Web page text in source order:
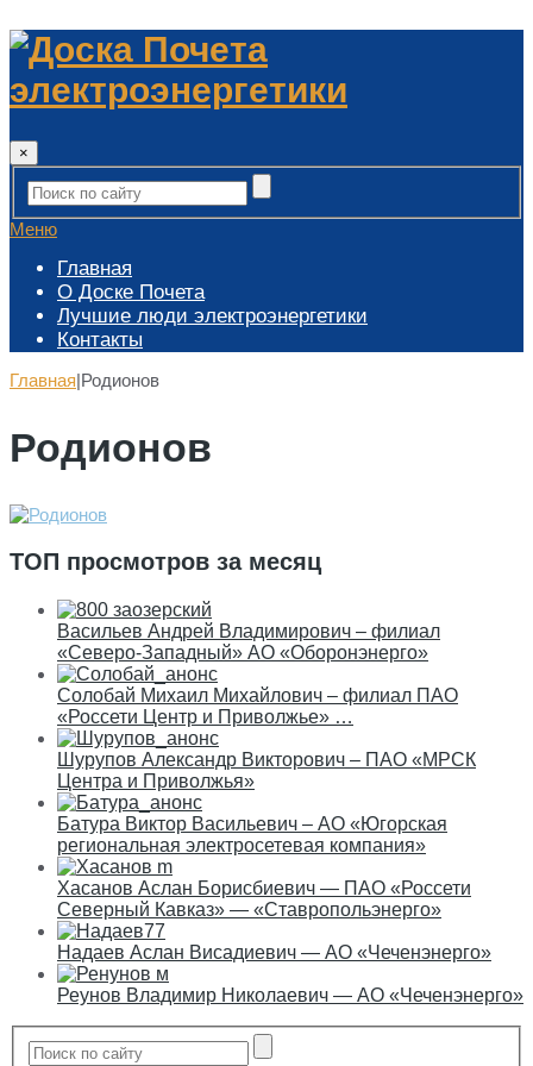
×
Меню
Главная
О Доске Почета
Лучшие люди электроэнергетики
Контакты
Главная|Родионов
Родионов
ТОП просмотров за месяц
Васильев Андрей Владимирович – филиал
«Северо-Западный» АО «Оборонэнерго»
Солобай Михаил Михайлович – филиал ПАО
«Россети Центр и Приволжье» …
Шурупов Александр Викторович – ПАО «МРСК
Центра и Приволжья»
Батура Виктор Васильевич – АО «Югорская
региональная электросетевая компания»
Хасанов Аслан Борисбиевич — ПАО «Россети
Северный Кавказ» — «Ставропольэнерго»
Надаев Аслан Висадиевич — АО «Чеченэнерго»
Реунов Владимир Николаевич — АО «Чеченэнерго»